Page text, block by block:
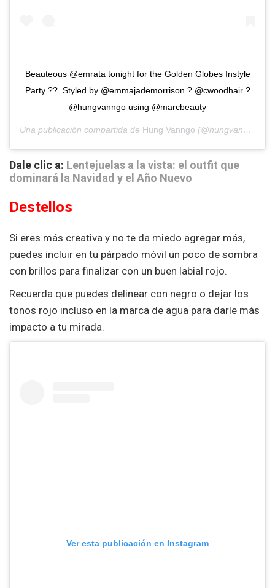
Beauteous @emrata tonight for the Golden Globes Instyle
Party ??. Styled by @emmajademorrison ? @cwoodhair ?
@hungvanngo using @marcbeauty
Una publicación compartida de Hung Vanngo (@hungvanngo) el
Dale clic a: Lentejuelas a la vista: el outfit que
dominará la Navidad y el Año Nuevo
Destellos
Si eres más creativa y no te da miedo agregar más,
puedes incluir en tu párpado móvil un poco de sombra
con brillos para finalizar con un buen labial rojo.
Recuerda que puedes delinear con negro o dejar los
tonos rojo incluso en la marca de agua para darle más
impacto a tu mirada.
Ver esta publicación en Instagram